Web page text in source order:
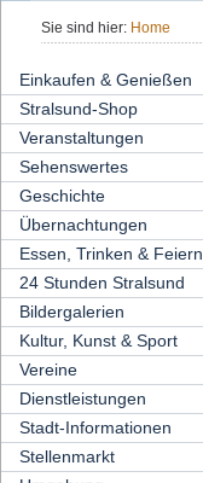
Sie sind hier: Home
Einkaufen & Genießen
Stralsund-Shop
Veranstaltungen
Sehenswertes
Geschichte
Übernachtungen
Essen, Trinken & Feiern
24 Stunden Stralsund
Bildergalerien
Kultur, Kunst & Sport
Vereine
Dienstleistungen
Stadt-Informationen
Stellenmarkt